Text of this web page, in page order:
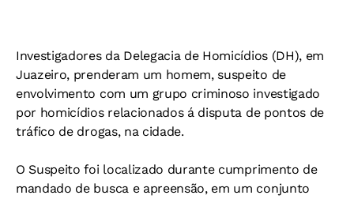
Investigadores da Delegacia de Homicídios (DH), em
Juazeiro, prenderam um homem, suspeito de
envolvimento com um grupo criminoso investigado
por homicídios relacionados á disputa de pontos de
tráfico de drogas, na cidade.
O Suspeito foi localizado durante cumprimento de
mandado de busca e apreensão, em um conjunto